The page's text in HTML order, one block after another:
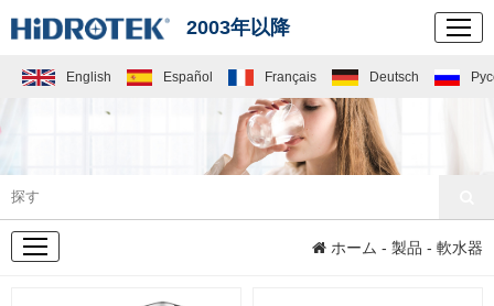
2003年以降
English Español Français Deutsch
製品 ホーム - 製品 - 軟水器